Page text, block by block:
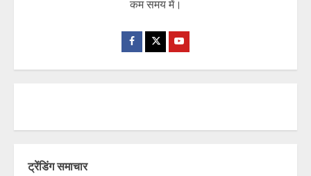
कम समय में।
ट्रेंडिंग समाचार